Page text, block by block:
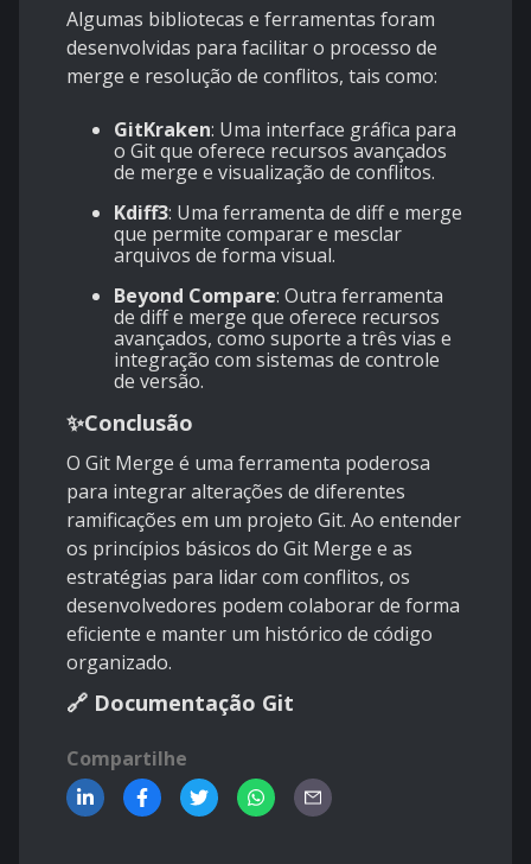
Algumas bibliotecas e ferramentas foram
desenvolvidas para facilitar o processo de
merge e resolução de conflitos, tais como:
GitKraken: Uma interface gráfica para
o Git que oferece recursos avançados
de merge e visualização de conflitos.
Kdiff3: Uma ferramenta de diff e merge
que permite comparar e mesclar
arquivos de forma visual.
Beyond Compare: Outra ferramenta
de diff e merge que oferece recursos
avançados, como suporte a três vias e
integração com sistemas de controle
de versão.
✨Conclusão
O Git Merge é uma ferramenta poderosa
para integrar alterações de diferentes
ramificações em um projeto Git. Ao entender
os princípios básicos do Git Merge e as
estratégias para lidar com conflitos, os
desenvolvedores podem colaborar de forma
eficiente e manter um histórico de código
organizado.
🔗 Documentação Git
Compartilhe